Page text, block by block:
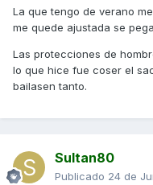
La que tengo de verano
me quede ajustada se
Las protecciones de
lo que hice fue coser el
bailasen tanto.
Sultan80
Publicado 24 de